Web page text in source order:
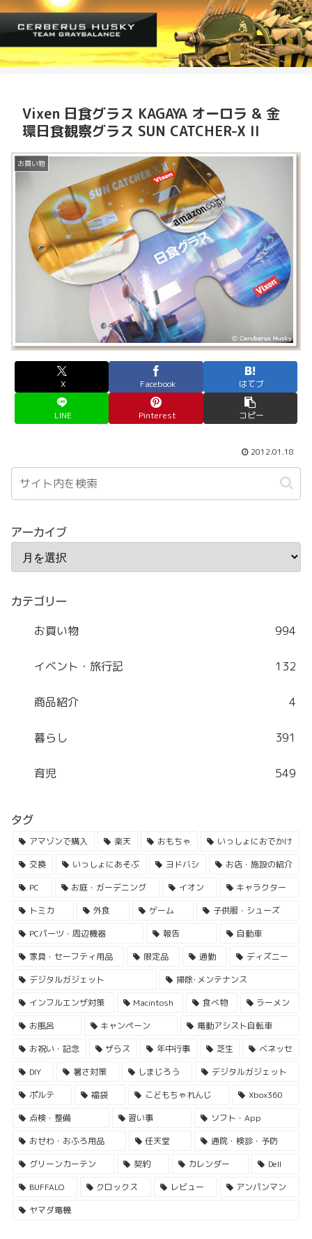
Vixen 日食グラス KAGAYA オーロラ & 金
環日食観察グラス SUN CATCHER-X II
お買い物
X Facebook はてブ
LINE Pinterest コピー
2012.01.18
アーカイブ
カテゴリー
お買い物 994
イベント・旅行記 132
商品紹介 4
暮らし 391
育児 549
タグ
アマゾンで購入 楽天 おもちゃ
いっしょにおでかけ
交換
いっしょにあそぶ ヨドバシ
お店・施設の紹介
PC
お庭・ガーデニング イオン
キャラクター
トミカ
外食 ゲーム
子供服・シューズ
PCパーツ・周辺機器
報告
自動車
家具・セーフティ用品
限定品 通勤
ディズニー
デジタルガジェット
掃除･メンテナンス
インフルエンザ対策
Macintosh 食べ物
ラーメン
お風呂
キャンペーン
電動アシスト自転車
お祝い・記念
ザらス 年中行事 芝生
ベネッセ
DIY
暑さ対策 しまじろう
デジタルガジェット
ポルテ
福袋 こどもちゃれんじ
Xbox360
点検・整備
習い事
ソフト・App
おせわ・おふろ用品
任天堂
通院・検診・予防
グリーンカーテン
契約 カレンダー
Dell
BUFFALO
クロックス レビュー
アンパンマン
ヤマダ電機